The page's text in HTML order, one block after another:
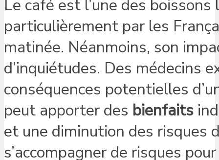
Le café est l’une des
particulièrement par les
matinée. Néanmoins, son
d’inquiétudes. Des médecins
conséquences potentielles
peut apporter des bienfaits
et une diminution des risques
s’accompagner de risques